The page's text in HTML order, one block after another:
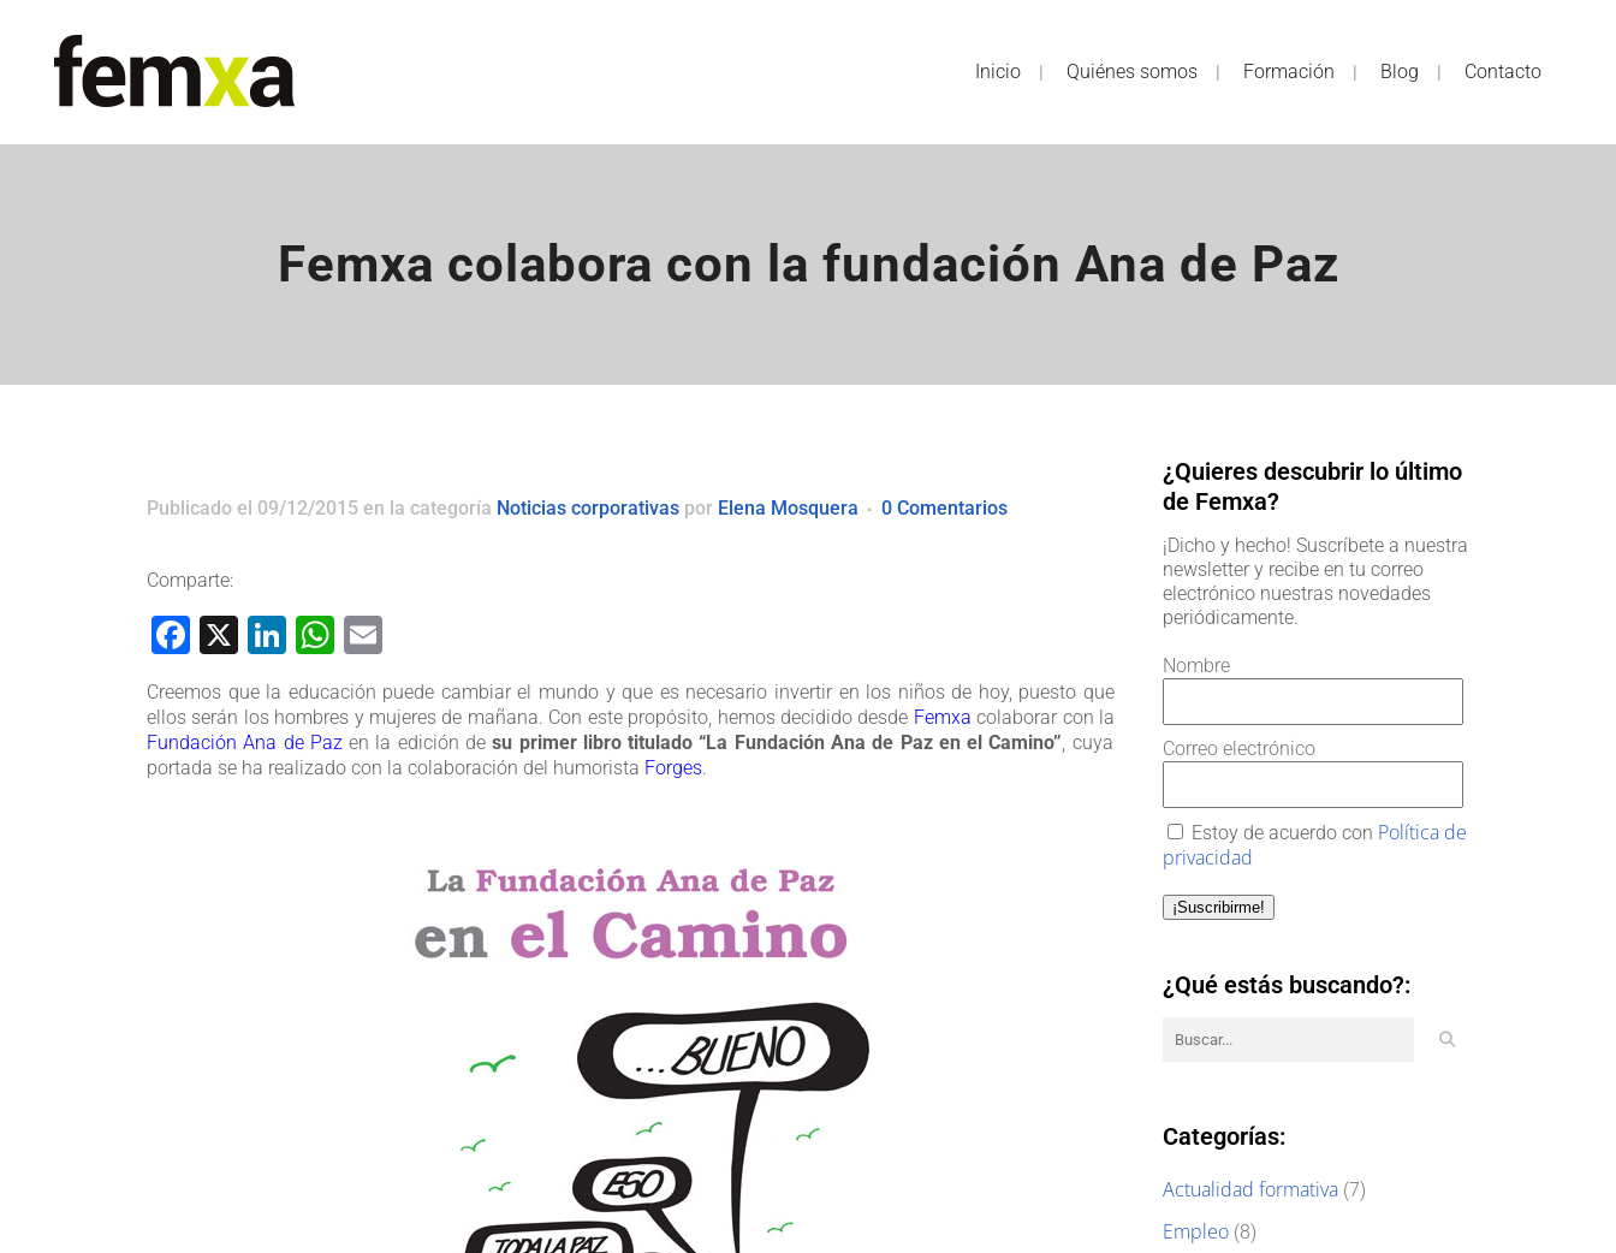
Inicio Quiénes somos Formación Blog Contacto
Femxa colabora con la fundación Ana de Paz
Publicado el 09/12/2015 en la categoría Noticias corporativas por Elena Mosquera 0 Comentarios
Comparte:
Facebook
X LinkedIn
WhatsApp
Creemos que la educación puede cambiar el mundo y que es necesario invertir en los niños de hoy, puesto que
ellos serán los hombres y mujeres de mañana. Con este propósito, hemos decidido desde Femxa colaborar con la
Fundación Ana de Pazen la edición desu primer libro titulado “La Fundación Ana de Paz en el Camino”, cuya
portada se ha realizado con la colaboración del humorista Forges.
¿Quieres descubrir lo último
de Femxa?
¡Dicho y hecho! Suscríbete a nuestra
newsletter y recibe en tu correo
electrónico nuestras novedades
periódicamente.
Nombre
Correo electrónico
Estoy de acuerdo con Política de
privacidad
¡Suscribirme!
¿Qué estás buscando?:
Categorías:
Actualidad formativa (7)
Empleo (8)